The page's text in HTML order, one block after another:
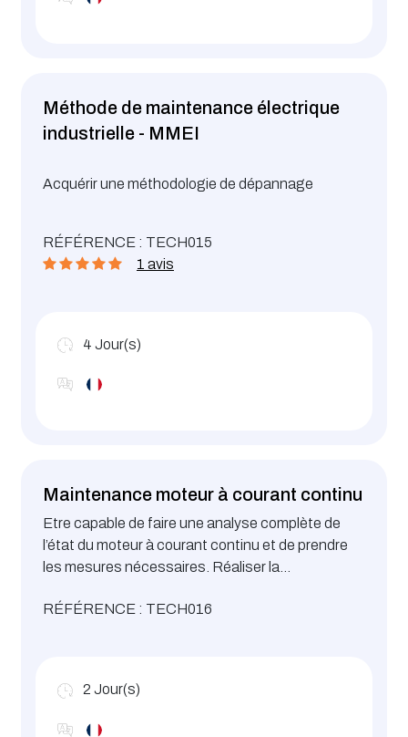
Méthode de maintenance électrique
industrielle - MMEI
Acquérir une méthodologie de dépannage
RÉFÉRENCE : TECH015
1 avis
4 Jour(s)
Maintenance moteur à courant continu
Etre capable de faire une analyse complète de
l’état du moteur à courant continu et de prendre
les mesures nécessaires. Réaliser la
RÉFÉRENCE : TECH016
2 Jour(s)